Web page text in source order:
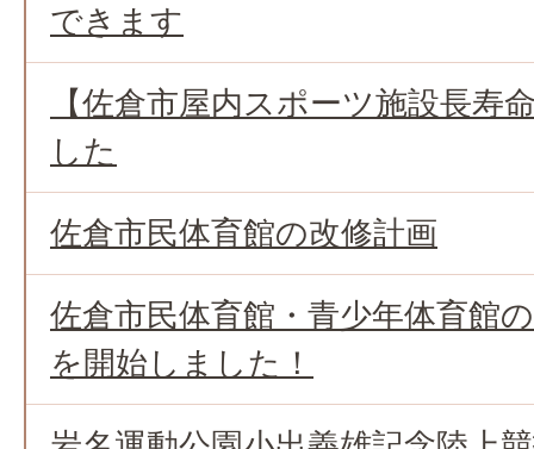
できます
【佐倉市屋内スポーツ施設長寿
した
佐倉市民体育館の改修計画
佐倉市民体育館・青少年体育館
を開始しました！